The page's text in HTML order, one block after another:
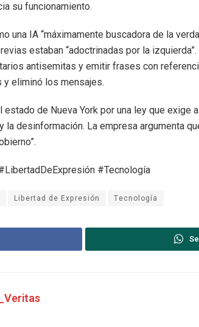
su funcionamiento.
una IA “máximamente buscadora de la
estaban “adoctrinadas por la
antisemitas y emitir frases con
eliminó los mensajes.
estado de Nueva York por una ley que exige
la desinformación. La empresa argumenta
#Tecnología
Libertad de Expresión Tecnología